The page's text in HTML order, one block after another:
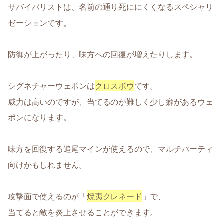
サバイバリストは、名前の通り死ににくくなるスペシャリ
ゼーションです。
防御が上がったり、味方への回復が増えたりします。
シグネチャーウェポンはクロスボウです。
威力は高いのですが、当てるのが難しく少し癖があるウェ
ポンになります。
味方を回復する追尾マインが使えるので、マルチパーティ
向けかもしれません。
攻撃面で使えるのが「焼夷グレネード 」で、
当てると敵を炎上させることができます。